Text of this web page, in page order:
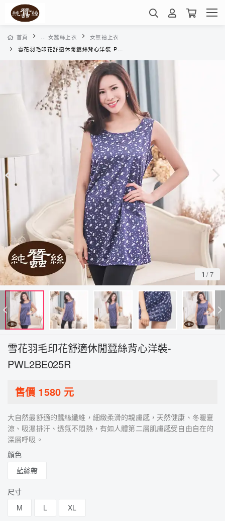
首頁 ... 女蠶絲上衣
女無袖上衣
雪花羽毛印花舒適休閒蠶絲背心洋裝-PWL2BE025R
1 /7
雪花羽毛印花舒適休閒蠶絲背心洋裝-
PWL2BE025R
售價 1580元
大自然最舒適的蠶絲纖維，細緻柔滑的親膚感，天然健康、冬暖夏
涼、吸濕排汗、透氣不悶熱，有如人體第二層肌膚感受自由自在的
深層呼吸。
顏色
藍絲帶
尺寸
M
L XL